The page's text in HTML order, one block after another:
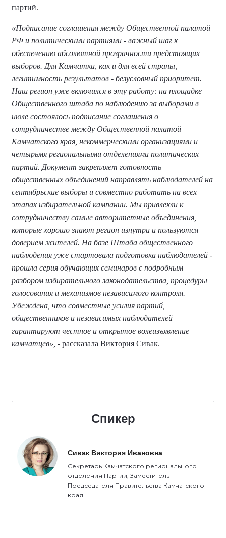
партий.
«Подписание соглашения между Общественной палатой
РФ и политическими партиями - важный шаг к
обеспечению абсолютной прозрачности предстоящих
выборов. Для Камчатки, как и для всей страны,
легитимность результатов - безусловный приоритет.
Наш регион уже включился в эту работу: на площадке
Общественного штаба по наблюдению за выборами в
июле состоялось подписание соглашения о
сотрудничестве между Общественной палатой
Камчатского края, некоммерческими организациями и
четырьмя региональными отделениями политических
партий. Документ закрепляет готовность
общественных объединений направлять наблюдателей на
сентябрьские выборы и совместно работать на всех
этапах избирательной кампании. Мы привлекли к
сотрудничеству самые авторитетные объединения,
которые хорошо знают регион изнутри и пользуются
доверием жителей. На базе Штаба общественного
наблюдения уже стартовала подготовка наблюдателей -
прошла серия обучающих семинаров с подробным
разбором избирательного законодательства, процедуры
голосования и механизмов независимого контроля.
Убеждена, что совместные усилия партий,
общественников и независимых наблюдателей
гарантируют честное и открытое волеизъявление
камчатцев», - рассказала Виктория Сивак.
Спикер
Сивак Виктория Ивановна
Секретарь Камчатского регионального
отделения Партии, Заместитель
Председателя Правительства Камчатского
края